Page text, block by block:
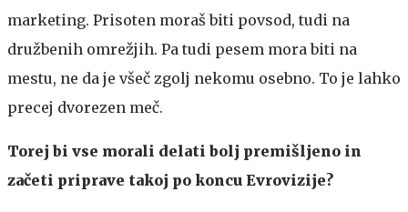
marketing. Prisoten moraš biti povsod, tudi na
družbenih omrežjih. Pa tudi pesem mora biti na
mestu, ne da je všeč zgolj nekomu osebno. To je lahko
precej dvorezen meč.
Torej bi vse morali delati bolj premišljeno in
začeti priprave takoj po koncu Evrovizije?